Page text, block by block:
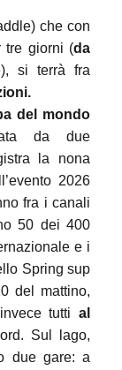
che con
tre giorni (da
), si terrà fra
del mondo
da due
la nona
2026
fra i canali
50 dei 400
e i
Spring sup
del mattino,
invece tuttial
Sul lago,
due gare: a